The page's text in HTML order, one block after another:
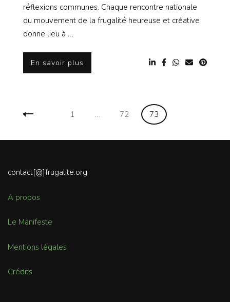
réflexions communes. Chaque rencontre nationale
du mouvement de la frugalité heureuse et créative
donne lieu à …
En savoir plus
Navigation
articles
Page
1 … Page
72 Page
73
contact[@]frugalite.org
A propos
Le Manifeste
Mentions légales
Crédits